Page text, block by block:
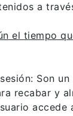
a
el tiempo
Son
recabar y
accede